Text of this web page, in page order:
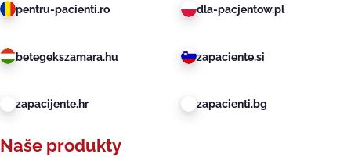
pentru-pacienti.ro dla-pacjentow.pl
betegekszamara.hu zapaciente.si
zapacijente.hr zapacienti.bg
Naše produkty